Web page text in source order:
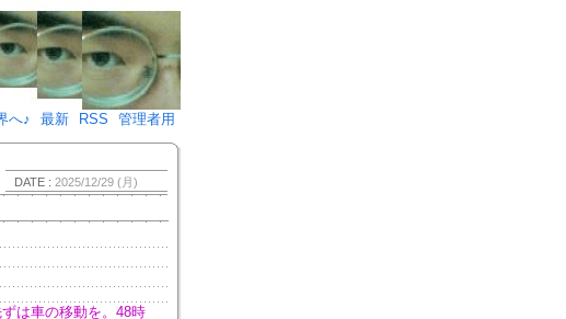
･･･♪)÷2
へ♪
最新 RSS 管理者用
DATE : 2025/12/29 (月)
は車の移動を。48時